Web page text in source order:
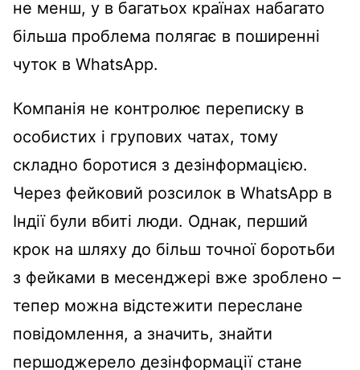
не менш, у в багатьох країнах набагато
більша проблема полягає в поширенні
чуток в WhatsApp.
Компанія не контролює переписку в
особистих і групових чатах, тому
складно боротися з дезінформацією.
Через фейковий розсилок в WhatsApp в
Індії були вбиті люди. Однак, перший
крок на шляху до більш точної боротьби
з фейками в месенджері вже зроблено –
тепер можна відстежити переслане
повідомлення, а значить, знайти
першоджерело дезінформації стане